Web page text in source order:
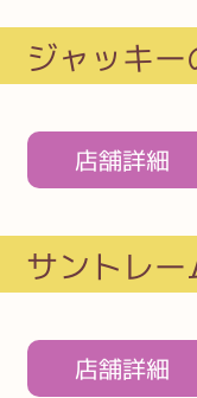
ジャッキー
店舗詳細
サントレー
店舗詳細